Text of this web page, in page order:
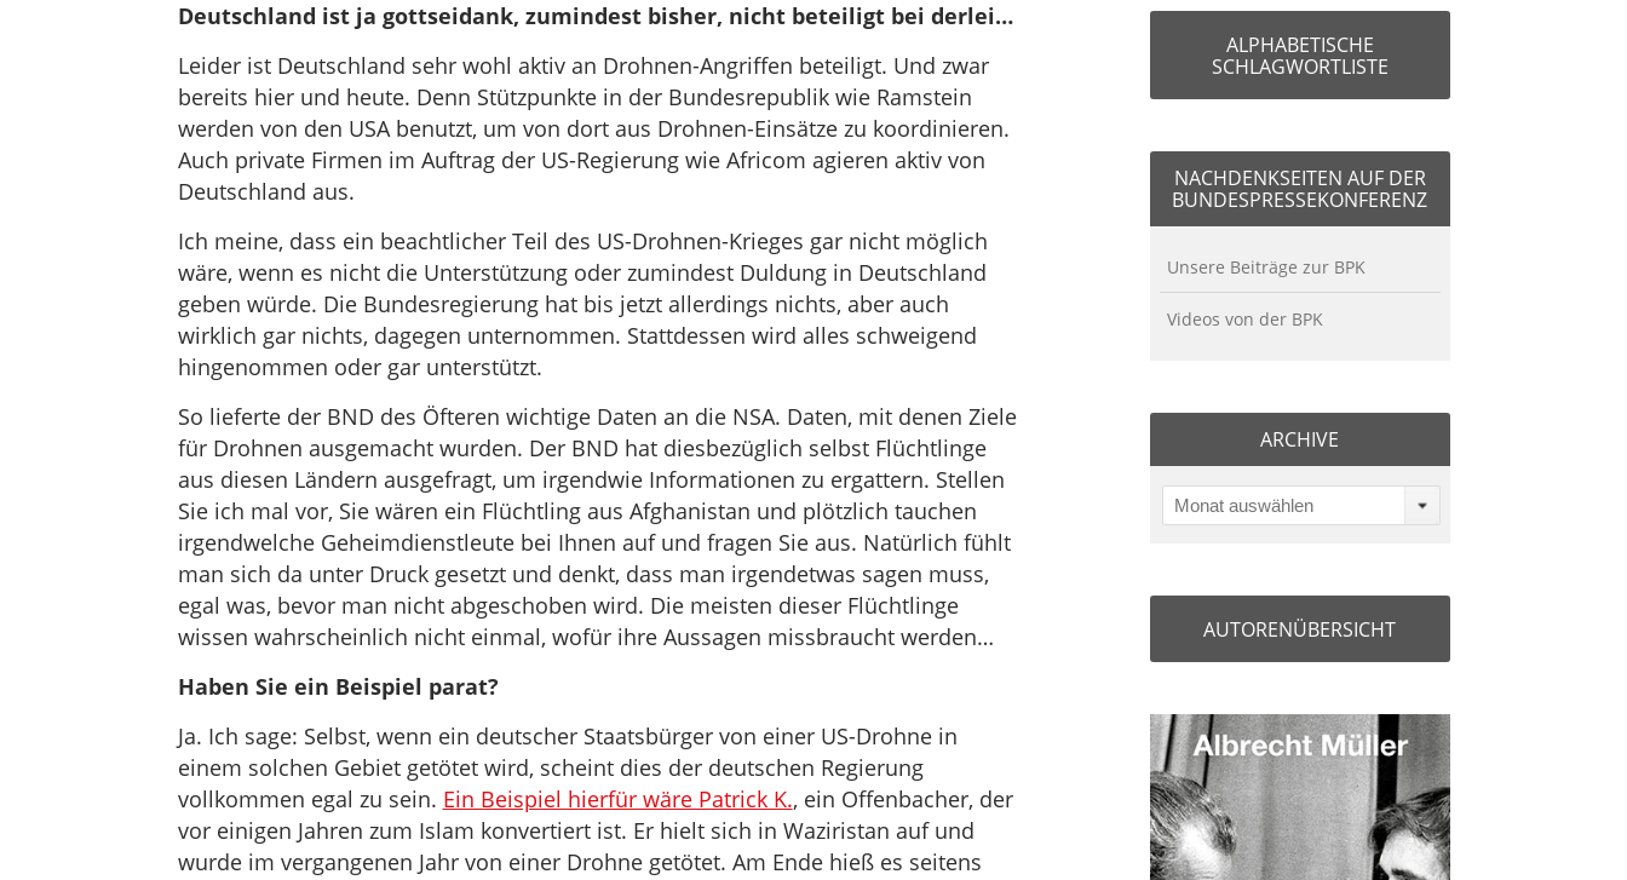
Deutschland ist ja gottseidank, zumindest bisher, nicht beteiligt bei derlei…
Leider ist Deutschland sehr wohl aktiv an Drohnen-Angriffen beteiligt. Und zwar
bereits hier und heute. Denn Stützpunkte in der Bundesrepublik wie Ramstein
werden von den USA benutzt, um von dort aus Drohnen-Einsätze zu koordinieren.
Auch private Firmen im Auftrag der US-Regierung wie Africom agieren aktiv von
Deutschland aus.
Ich meine, dass ein beachtlicher Teil des US-Drohnen-Krieges gar nicht möglich
wäre, wenn es nicht die Unterstützung oder zumindest Duldung in Deutschland
geben würde. Die Bundesregierung hat bis jetzt allerdings nichts, aber auch
wirklich gar nichts, dagegen unternommen. Stattdessen wird alles schweigend
hingenommen oder gar unterstützt.
So lieferte der BND des Öfteren wichtige Daten an die NSA. Daten, mit denen Ziele
für Drohnen ausgemacht wurden. Der BND hat diesbezüglich selbst Flüchtlinge
aus diesen Ländern ausgefragt, um irgendwie Informationen zu ergattern. Stellen
Sie ich mal vor, Sie wären ein Flüchtling aus Afghanistan und plötzlich tauchen
irgendwelche Geheimdienstleute bei Ihnen auf und fragen Sie aus. Natürlich fühlt
man sich da unter Druck gesetzt und denkt, dass man irgendetwas sagen muss,
egal was, bevor man nicht abgeschoben wird. Die meisten dieser Flüchtlinge
wissen wahrscheinlich nicht einmal, wofür ihre Aussagen missbraucht werden…
Haben Sie ein Beispiel parat?
Ja. Ich sage: Selbst, wenn ein deutscher Staatsbürger von einer US-Drohne in
einem solchen Gebiet getötet wird, scheint dies der deutschen Regierung
vollkommen egal zu sein. Ein Beispiel hierfür wäre Patrick K., ein Offenbacher, der
vor einigen Jahren zum Islam konvertiert ist. Er hielt sich in Waziristan auf und
wurde im vergangenen Jahr von einer Drohne getötet. Am Ende hieß es seitens
ALPHABETISCHE
SCHLAGWORTLISTE
NACHDENKSEITEN AUF DER
BUNDESPRESSEKONFERENZ
Unsere Beiträge zur BPK
Videos von der BPK
ARCHIVE
Monat auswählen
AUTORENÜBERSICHT